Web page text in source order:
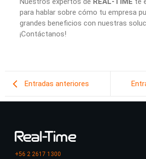
para hablar sobre cómo tu empresa
grandes beneficios con nuestras
¡Contáctanos!
Entradas anteriores
+56 2 2617 1300